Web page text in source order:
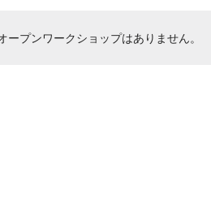
プンワークショップはありません。